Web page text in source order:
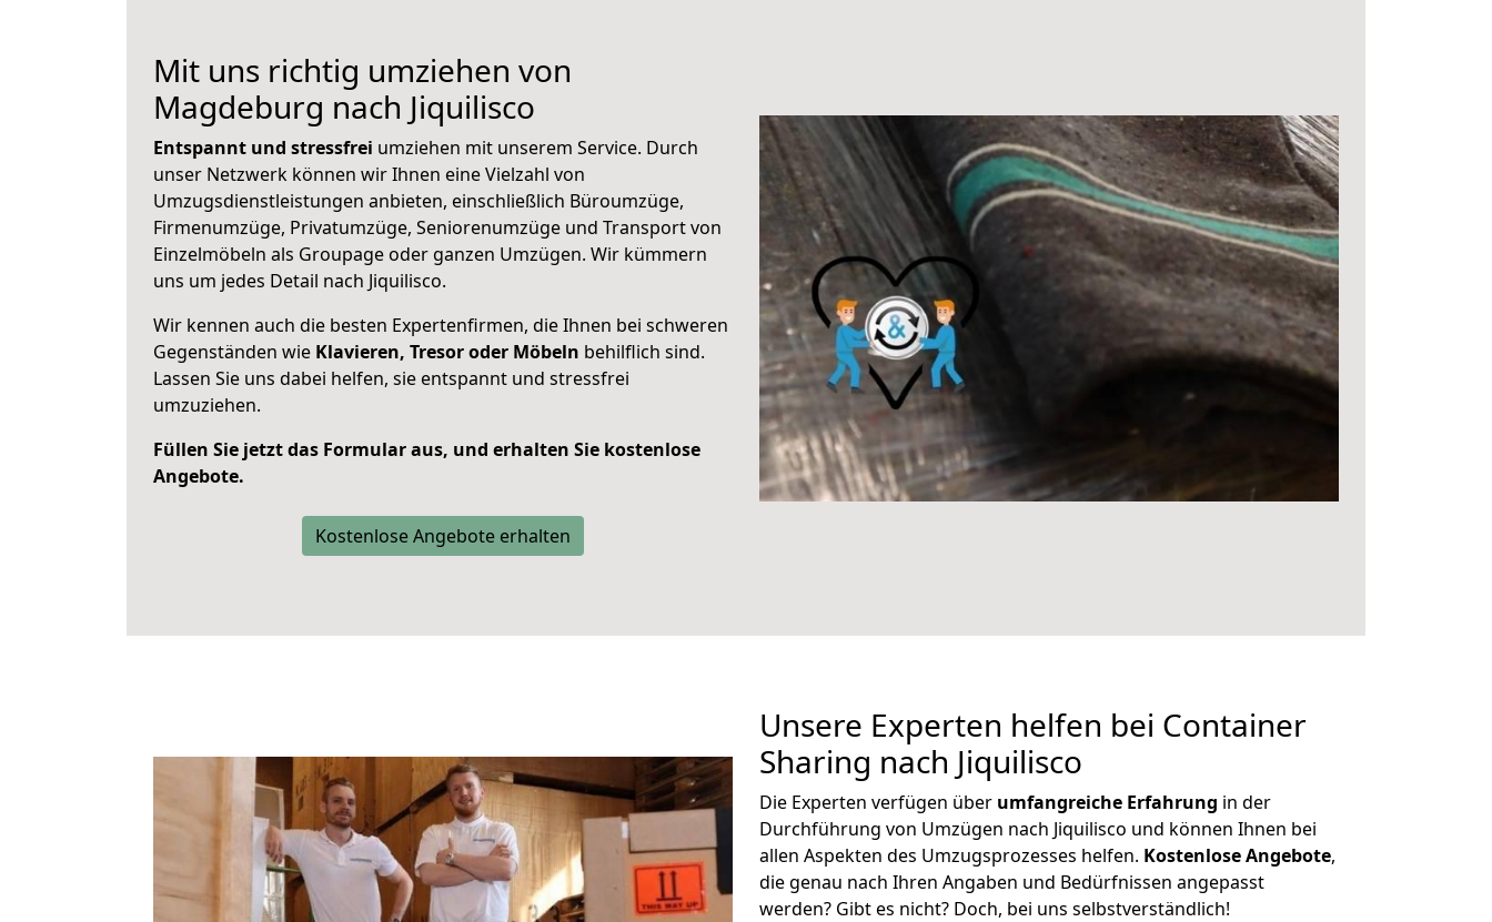
Mit uns richtig umziehen von
Magdeburg nach Jiquilisco
Entspannt und stressfrei umziehen mit unserem Service. Durch
unser Netzwerk können wir Ihnen eine Vielzahl von
Umzugsdienstleistungen anbieten, einschließlich Büroumzüge,
Firmenumzüge, Privatumzüge, Seniorenumzüge und Transport von
Einzelmöbeln als Groupage oder ganzen Umzügen. Wir kümmern
uns um jedes Detail nach Jiquilisco.
Wir kennen auch die besten Expertenfirmen, die Ihnen bei schweren
Gegenständen wie Klavieren, Tresor oder Möbeln behilflich sind.
Lassen Sie uns dabei helfen, sie entspannt und stressfrei
umzuziehen.
Füllen Sie jetzt das Formular aus, und erhalten Sie kostenlose
Angebote.
Kostenlose Angebote erhalten
Unsere Experten helfen bei Container
Sharing nach Jiquilisco
Die Experten verfügen über umfangreiche Erfahrung in der
Durchführung von Umzügen nach Jiquilisco und können Ihnen bei
allen Aspekten des Umzugsprozesses helfen. Kostenlose Angebote,
die genau nach Ihren Angaben und Bedürfnissen angepasst
werden? Gibt es nicht? Doch, bei uns selbstverständlich!